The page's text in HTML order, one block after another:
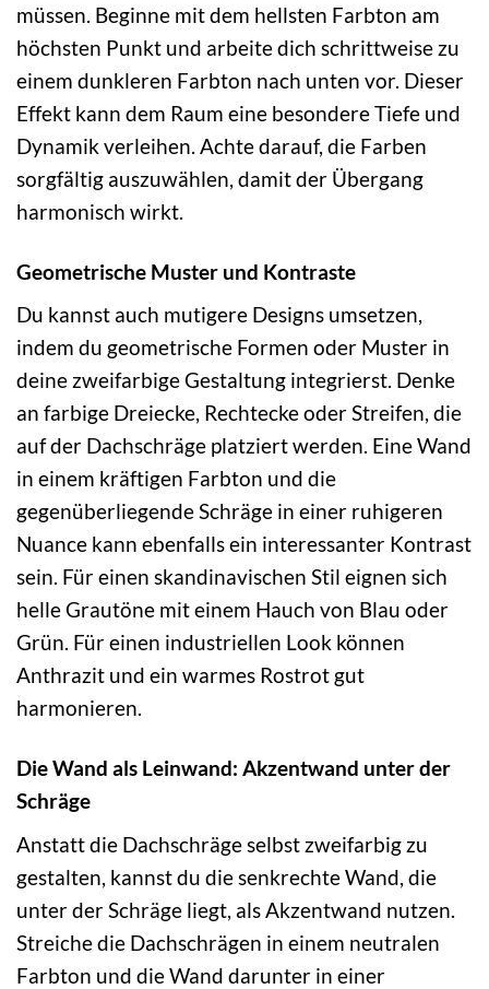
müssen. Beginne mit dem hellsten Farbton am
höchsten Punkt und arbeite dich schrittweise zu
einem dunkleren Farbton nach unten vor. Dieser
Effekt kann dem Raum eine besondere Tiefe und
Dynamik verleihen. Achte darauf, die Farben
sorgfältig auszuwählen, damit der Übergang
harmonisch wirkt.
Geometrische Muster und Kontraste
Du kannst auch mutigere Designs umsetzen,
indem du geometrische Formen oder Muster in
deine zweifarbige Gestaltung integrierst. Denke
an farbige Dreiecke, Rechtecke oder Streifen, die
auf der Dachschräge platziert werden. Eine Wand
in einem kräftigen Farbton und die
gegenüberliegende Schräge in einer ruhigeren
Nuance kann ebenfalls ein interessanter Kontrast
sein. Für einen skandinavischen Stil eignen sich
helle Grautöne mit einem Hauch von Blau oder
Grün. Für einen industriellen Look können
Anthrazit und ein warmes Rostrot gut
harmonieren.
Die Wand als Leinwand: Akzentwand unter der
Schräge
Anstatt die Dachschräge selbst zweifarbig zu
gestalten, kannst du die senkrechte Wand, die
unter der Schräge liegt, als Akzentwand nutzen.
Streiche die Dachschrägen in einem neutralen
Farbton und die Wand darunter in einer